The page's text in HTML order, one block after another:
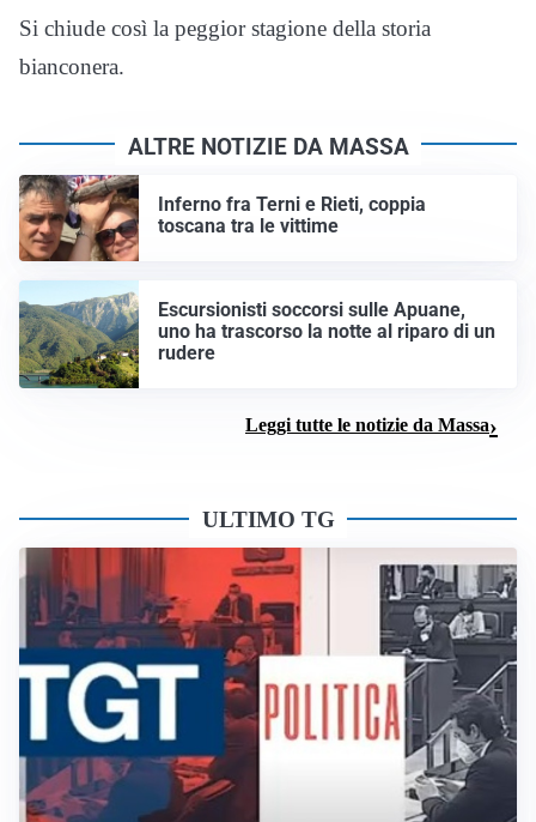
Si chiude così la peggior stagione della storia
bianconera.
ALTRE NOTIZIE DA MASSA
Inferno fra Terni e Rieti, coppia
toscana tra le vittime
Escursionisti soccorsi sulle Apuane,
uno ha trascorso la notte al riparo di un
rudere
Leggi tutte le notizie da Massa
ULTIMO TG